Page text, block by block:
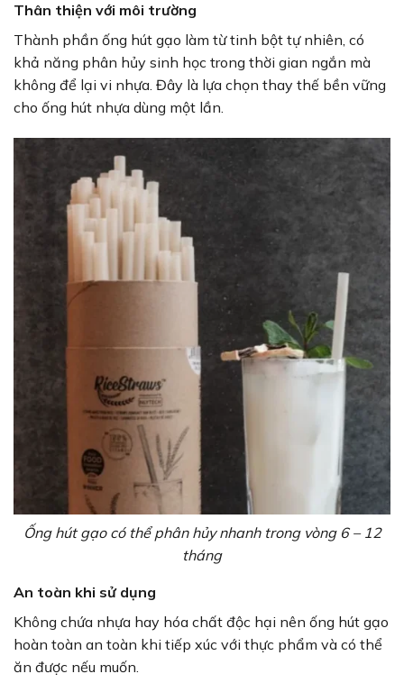
Thân thiện với môi trường
Thành phần ống hút gạo làm từ tinh bột tự nhiên, có
khả năng phân hủy sinh học trong thời gian ngắn mà
không để lại vi nhựa. Đây là lựa chọn thay thế bền vững
cho ống hút nhựa dùng một lần.
Ống hút gạo có thể phân hủy nhanh trong vòng 6 – 12
tháng
An toàn khi sử dụng
Không chứa nhựa hay hóa chất độc hại nên ống hút gạo
hoàn toàn an toàn khi tiếp xúc với thực phẩm và có thể
ăn được nếu muốn.